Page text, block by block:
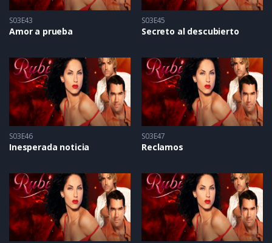
S03E43
Amor a prueba
S03E45
Secreto al descubierto
S03E46
Inesperada noticia
S03E47
Reclamos